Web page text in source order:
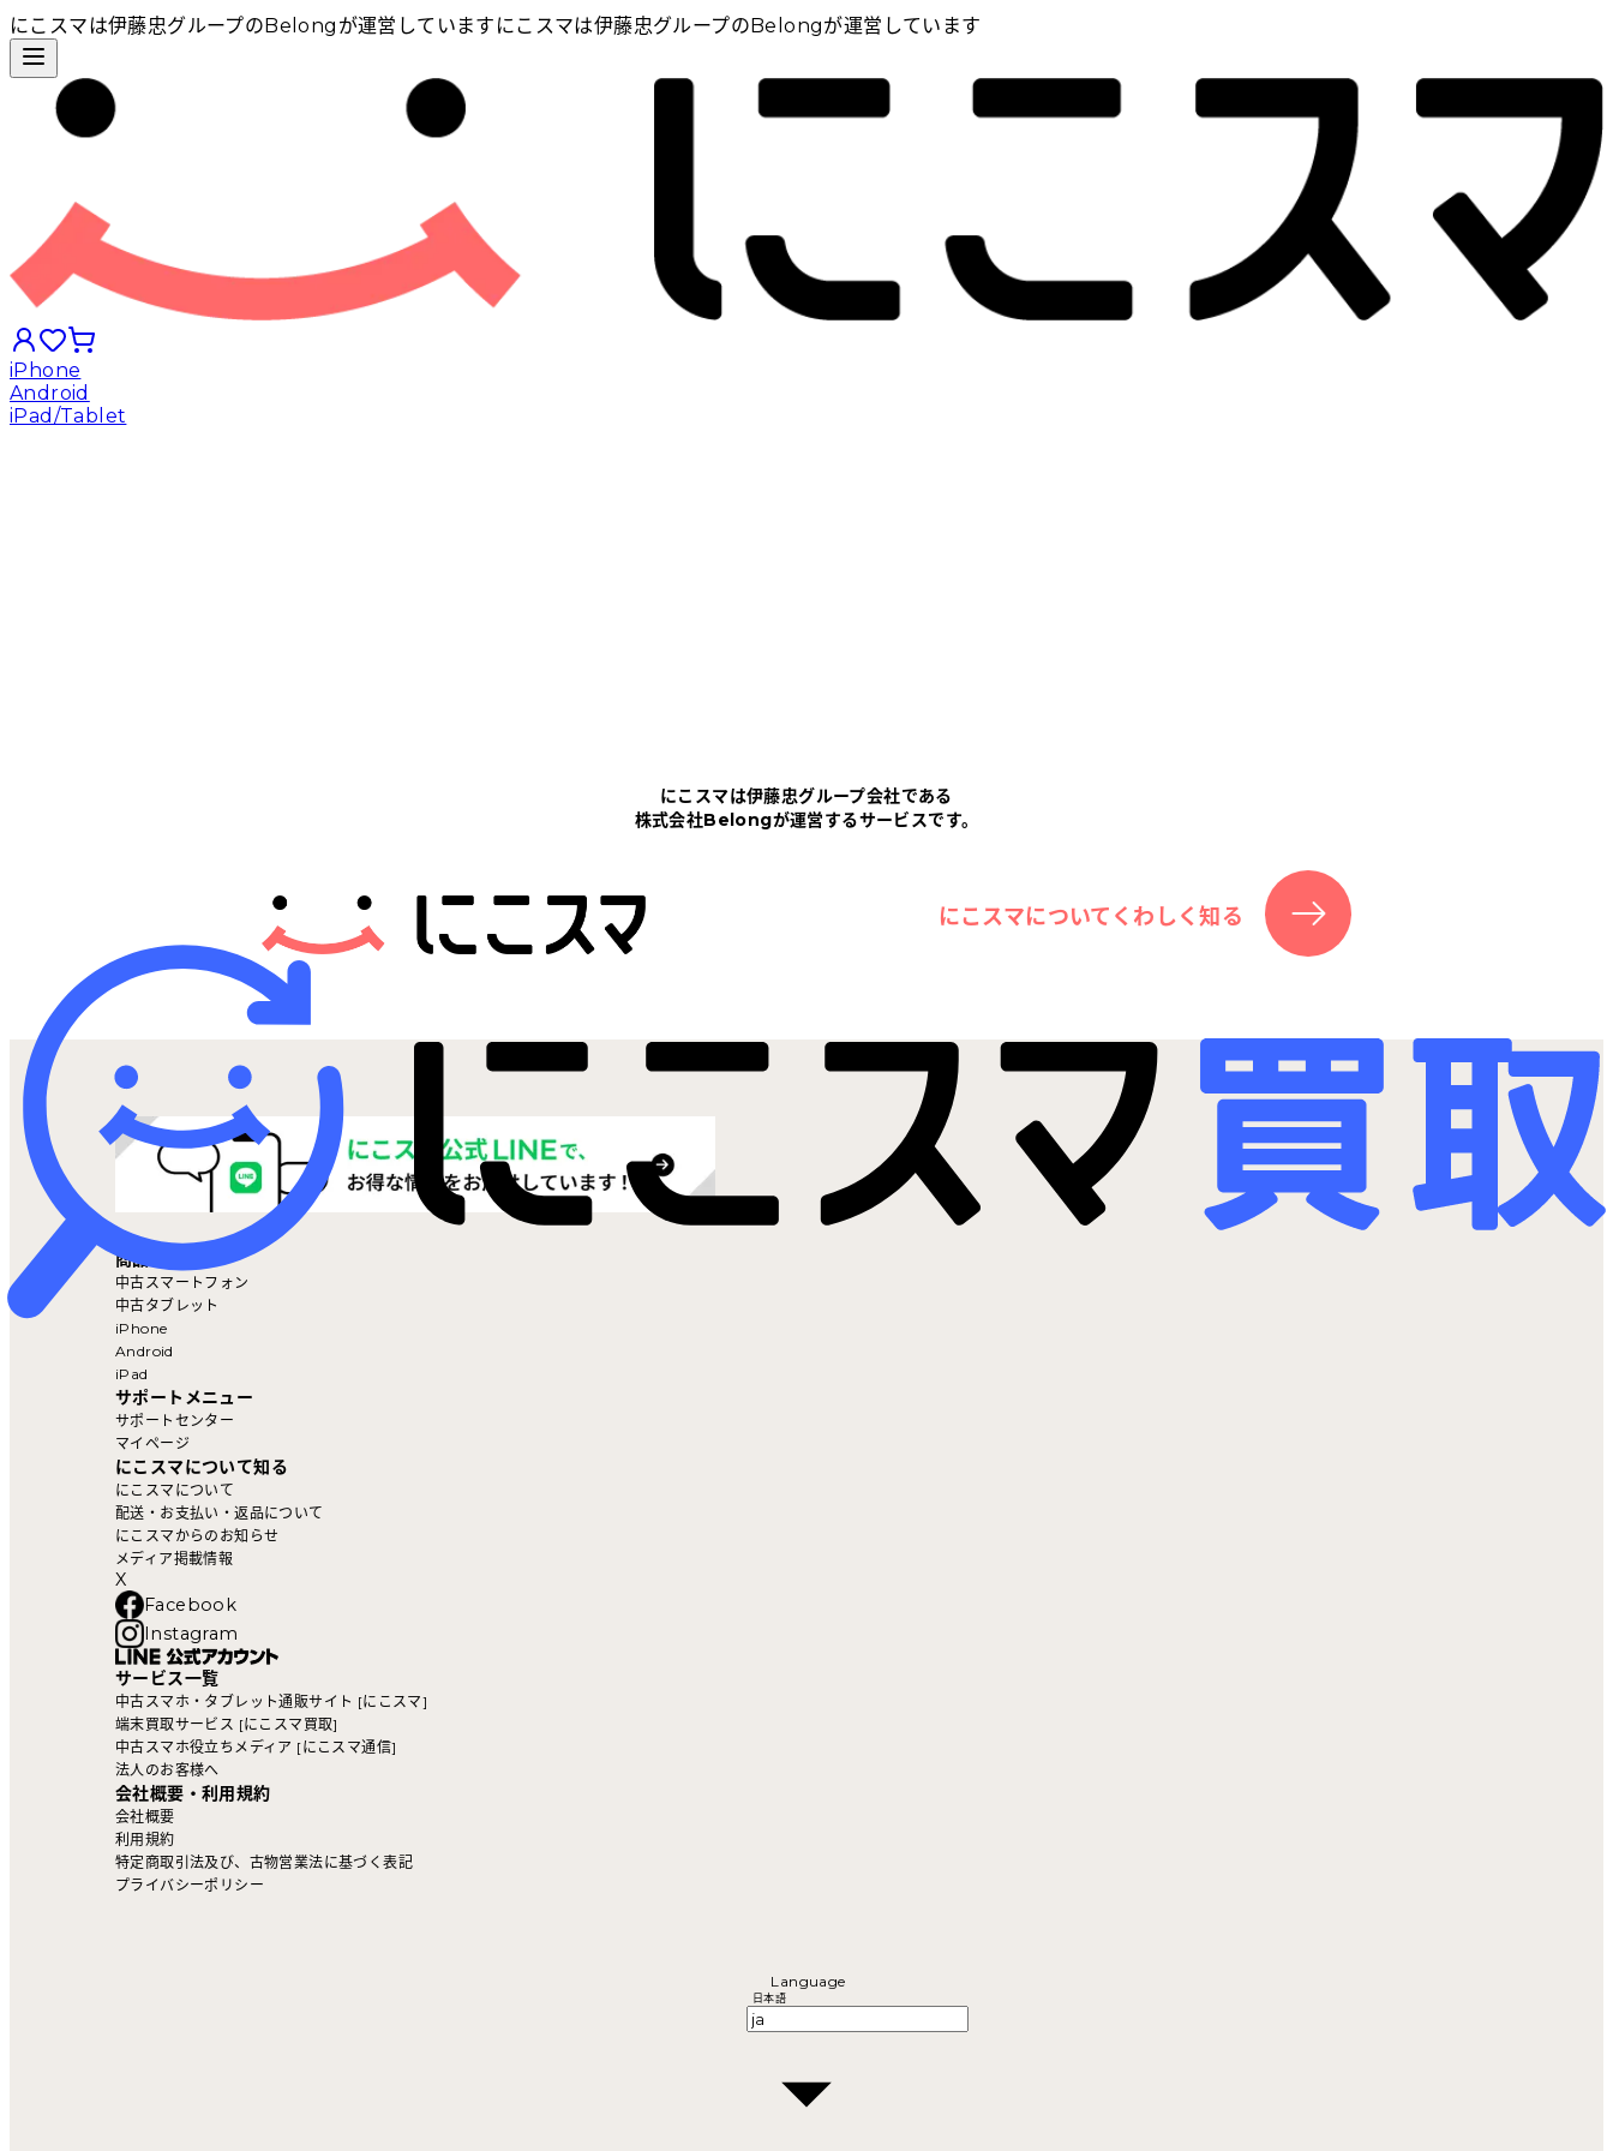
にこスマは伊藤忠グループのBelongが運営しています にこスマは伊藤忠グループのBelongが運営しています
iPhone
Android
iPad/Tablet
ニュース
にこスマ通信
マイページ
にこスマは伊藤忠グループ会社である
株式会社Belongが運営するサービスです。
にこスマについてくわしく知る
商品を探す
中古スマートフォン
中古タブレット
iPhone
Android
iPad
サポートメニュー
サポートセンター
マイページ
にこスマについて知る
にこスマについて
配送・お支払い・返品について
にこスマからのお知らせ
メディア掲載情報
X
Facebook
Instagram
サービス一覧
中古スマホ・タブレット通販サイト [にこスマ]
端末買取サービス [にこスマ買取]
中古スマホ役立ちメディア [にこスマ通信]
法人のお客様へ
会社概要・利用規約
会社概要
利用規約
特定商取引法及び、古物営業法に基づく表記
プライバシーポリシー
Language
日本語